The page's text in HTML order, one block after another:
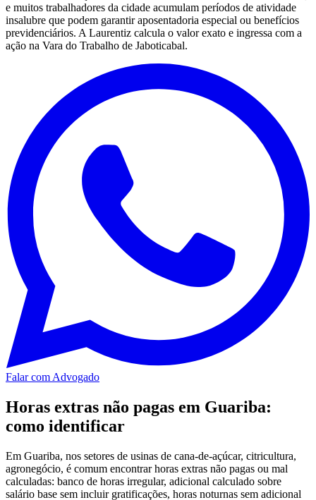
e muitos trabalhadores da cidade acumulam períodos de atividade
insalubre que podem garantir aposentadoria especial ou benefícios
previdenciários. A Laurentiz calcula o valor exato e ingressa com a
ação na Vara do Trabalho de Jaboticabal.
Falar com Advogado
Horas extras não pagas em Guariba:
como identificar
Em Guariba, nos setores de usinas de cana-de-açúcar, citricultura,
agronegócio, é comum encontrar horas extras não pagas ou mal
calculadas: banco de horas irregular, adicional calculado sobre
salário base sem incluir gratificações, horas noturnas sem adicional